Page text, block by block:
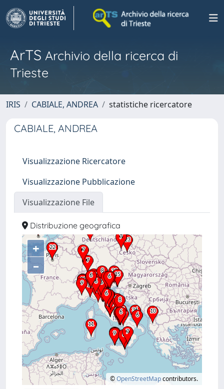
ArTS Archivio della ricerca di
Trieste
IRIS CABIALE, ANDREA statistiche ricercatore
CABIALE, ANDREA
Visualizzazione Ricercatore
Visualizzazione Pubblicazione
Visualizzazione File
Distribuzione geografica
+
–
©OpenStreetMapcontributors.